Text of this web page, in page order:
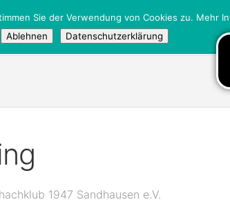
1947 Sandhausen e.V.
Sie der Verwendung von Cookies zu. Mehr
Ablehnen Datenschutzerklärung